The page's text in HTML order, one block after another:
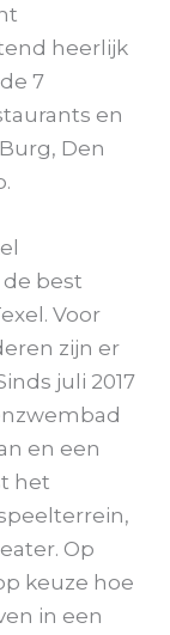
heerlijk
7
en
Den
de best
Voor
zijn er
juli 2017
en een
het
Op
keuze hoe
in een